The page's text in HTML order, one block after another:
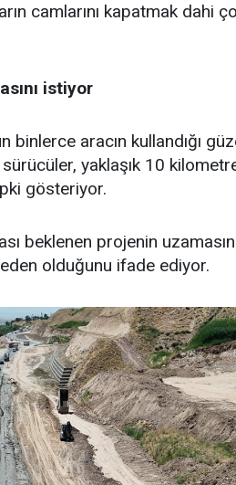
camlarını kapatmak dahi
istiyor
binlerce aracın kullandığı
yaklaşık 10
gösteriyor.
beklenen projenin
olduğunu ifade ediyor.